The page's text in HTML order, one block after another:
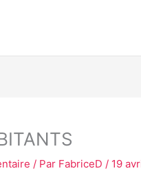
/ Par FabriceD / 19